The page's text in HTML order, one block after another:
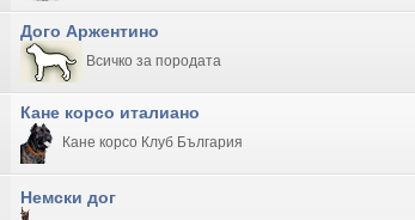
Дого Аржентино
Всичко за породата
Кане корсо италиано
Кане корсо Клуб България
Немски дог